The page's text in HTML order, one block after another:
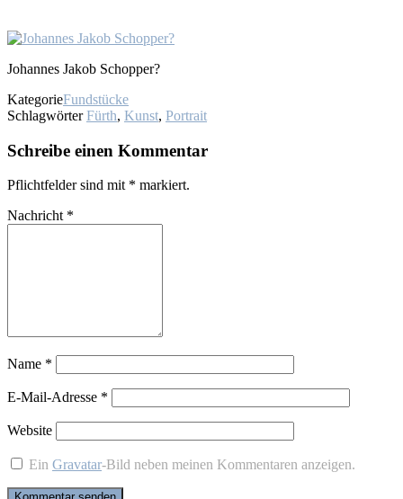
Jo­han­nes Ja­kob Schop­per?
KategorieFundstücke
Schlagwörter Fürth, Kunst, Portrait
Schreibe einen Kommentar
Pflichtfelder sind mit * markiert.
Nachricht *
Name *
E-Mail-Adresse *
Website
EinGravatar-Bild neben meinen Kommentaren anzeigen.